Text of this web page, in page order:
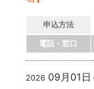
申込方法
電話・窓口
2026 09月01日